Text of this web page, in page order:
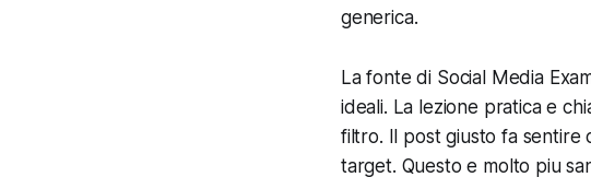
generica.
La fonte di Social Media
ideali. La lezione pratica e
filtro. Il post giusto fa sentire
target. Questo e molto piu